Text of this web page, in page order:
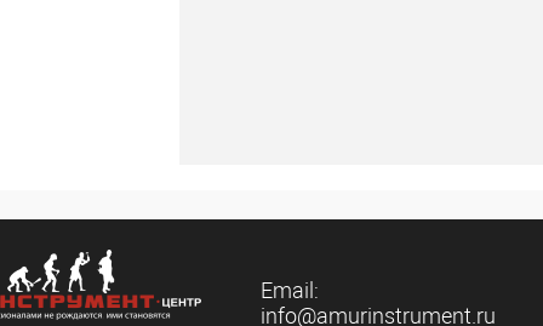
Email:
info@amurinstrument.ru